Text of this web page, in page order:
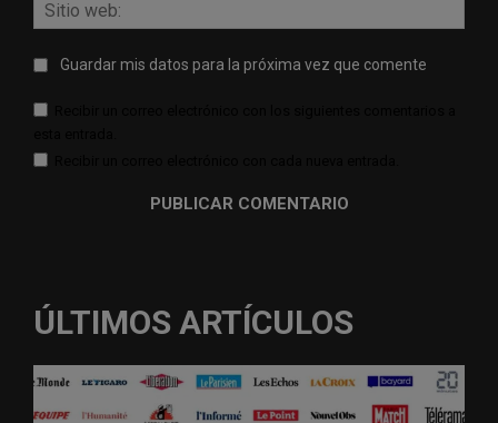
Guardar mis datos para la próxima vez que comente
ÚLTIMOS ARTÍCULOS